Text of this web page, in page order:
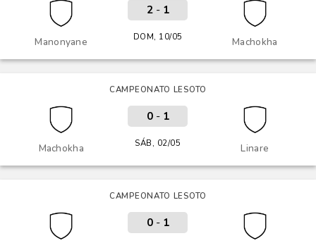
Manonyane Machokha
2- 1
DOM, 10/05
CAMPEONATO LESOTO
Machokha Linare
0- 1
SÁB, 02/05
CAMPEONATO LESOTO
0- 1